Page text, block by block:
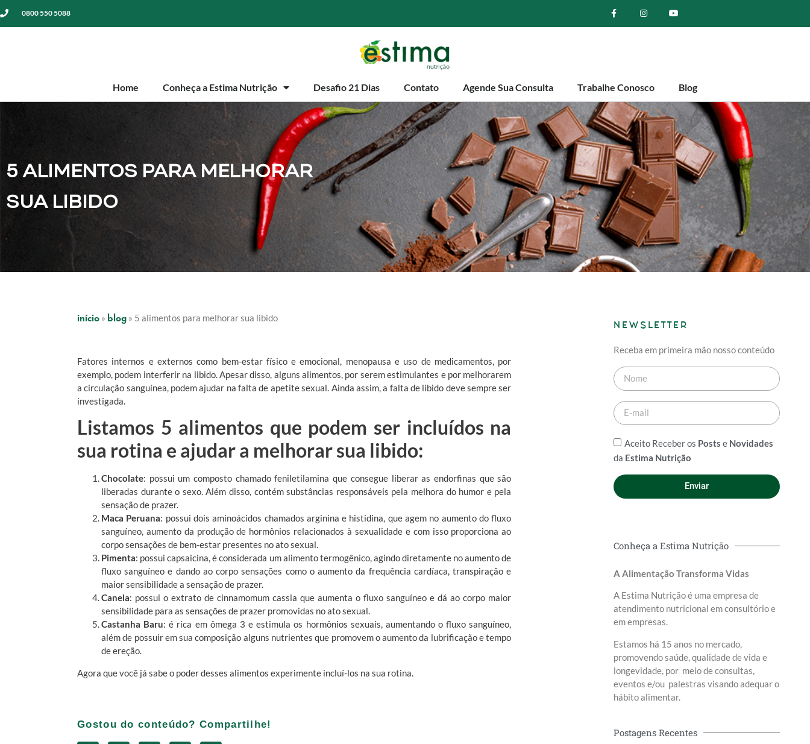
0800 550 5088
Home Conheça a Estima Nutrição Desafio 21 Dias Contato Agende Sua Consulta Trabalhe Conosco Blog
5 ALIMENTOS PARA MELHORAR
SUA LIBIDO
início » blog » 5 alimentos para melhorar sua libido
Fatores internos e externos como bem-estar físico e emocional, menopausa e uso de medicamentos, por
exemplo, podem interferir na libido. Apesar disso, alguns alimentos, por serem estimulantes e por melhorarem
a circulação sanguínea, podem ajudar na falta de apetite sexual. Ainda assim, a falta de libido deve sempre ser
investigada.
Listamos 5 alimentos que podem ser incluídos na
sua rotina e ajudar a melhorar sua libido:
Chocolate: possui um composto chamado feniletilamina que consegue liberar as endorfinas que são
liberadas durante o sexo. Além disso, contém substâncias responsáveis pela melhora do humor e pela
sensação de prazer.
Maca Peruana: possui dois aminoácidos chamados arginina e histidina, que agem no aumento do fluxo
sanguíneo, aumento da produção de hormônios relacionados à sexualidade e com isso proporciona ao
corpo sensações de bem-estar presentes no ato sexual.
Pimenta: possui capsaicina, é considerada um alimento termogênico, agindo diretamente no aumento de
fluxo sanguíneo e dando ao corpo sensações como o aumento da frequência cardíaca, transpiração e
maior sensibilidade a sensação de prazer.
Canela: possui o extrato de cinnamomum cassia que aumenta o fluxo sanguíneo e dá ao corpo maior
sensibilidade para as sensações de prazer promovidas no ato sexual.
Castanha Baru: é rica em ômega 3 e estimula os hormônios sexuais, aumentando o fluxo sanguíneo,
além de possuir em sua composição alguns nutrientes que promovem o aumento da lubrificação e tempo
de ereção.
Agora que você já sabe o poder desses alimentos experimente incluí-los na sua rotina.
Gostou do conteúdo? Compartilhe!
NEWSLETTER
Receba em primeira mão nosso conteúdo
Aceito Receber os Posts e Novidades
da Estima Nutrição
Enviar
Conheça a Estima Nutrição
A Alimentação Transforma Vidas
A Estima Nutrição é uma empresa de
atendimento nutricional em consultório e
em empresas.
Estamos há 15 anos no mercado,
promovendo saúde, qualidade de vida e
longevidade, por meio de consultas,
eventos e/ou palestras visando adequar o
hábito alimentar.
Postagens Recentes